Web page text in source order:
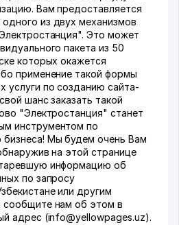
Вам предоставляется
из двух механизмов
Это может
пакета из 50
которых окажется
применение такой формы
услуги по созданию сайта-
шанс заказать такой
"Электростанция" станет
инструментом по
Мы будем очень Вам
на этой странице
информацию об
по запросу
или другим
нам об этом в
адрес (info@yellowpages.uz).